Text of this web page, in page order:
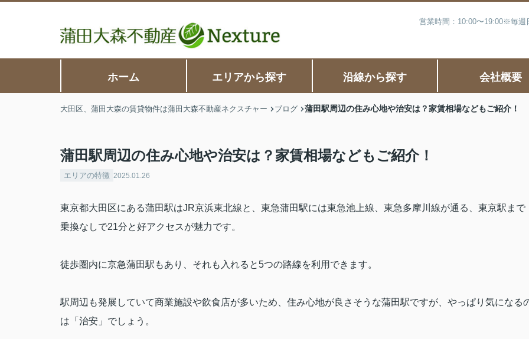
営業時間：10:00〜19:00※毎
ホーム エリアから探す 沿線から探す 会社概要
大田区、蒲田大森の賃貸物件は蒲田大森不動産ネクスチャー ブログ 蒲田駅周辺の住み心地や治安は？家賃相場などもご紹介！
蒲田駅周辺の住み心地や治安は？家賃相場などもご紹介！
エリアの特徴 2025.01.26
東京都大田区にある蒲田駅はJR京浜東北線と、東急蒲田駅には東急池上線、東急多摩川線が通る、東京駅まで
乗換なしで21分と好アクセスが魅力です。
徒歩圏内に京急蒲田駅もあり、それも入れると5つの路線を利用できます。
駅周辺も発展していて商業施設や飲食店が多いため、住み心地が良さそうな蒲田駅ですが、やっぱり気になる
は「治安」でしょう。